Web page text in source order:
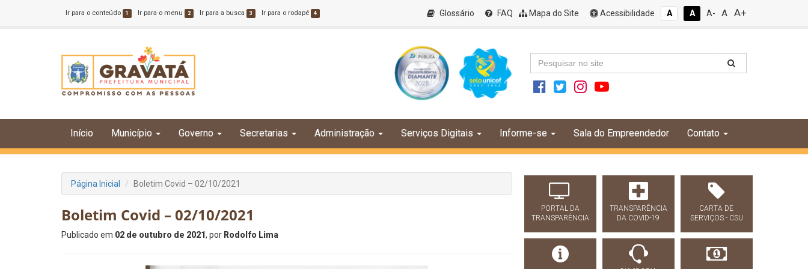
Ir para o conteúdo 1 Ir para o menu 2 Ir para a busca 3 Ir para o rodapé 4 Glossário FAQ Mapa do Site Acessibilidade A A A- A A+
Início Município Governo Secretarias Administração Serviços Digitais Informe-se Sala do Empreendedor Contato
Página Inicial Boletim Covid – 02/10/2021
Boletim Covid – 02/10/2021
Publicado em 02 de outubro de 2021, por Rodolfo Lima
PORTAL DA
TRANSPARÊNCIA
TRANSPARÊNCIA
DA COVID-19
CARTA DE
SERVIÇOS - CSU